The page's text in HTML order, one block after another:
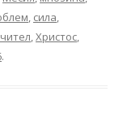
, сила,
,Христос,
.